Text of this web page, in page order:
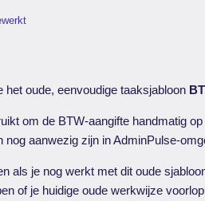
het oude, eenvoudige taaksjabloon
om de BTW-aangifte handmatig
nog aanwezig zijn in AdminPulse-
als je nog werkt met dit oude
of je huidige oude werkwijze